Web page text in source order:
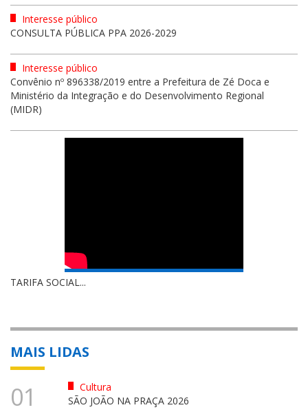
Interesse público
CONSULTA PÚBLICA PPA 2026-2029
Interesse público
Convênio nº 896338/2019 entre a Prefeitura de Zé Doca e
Ministério da Integração e do Desenvolvimento Regional
(MIDR)
TARIFA SOCIAL...
MAIS LIDAS
01
Cultura
SÃO JOÃO NA PRAÇA 2026